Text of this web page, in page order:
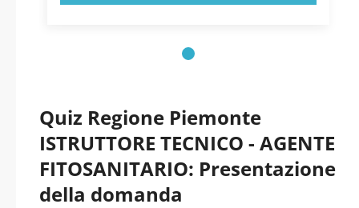
Quiz Regione Piemonte
ISTRUTTORE TECNICO - AGENTE
FITOSANITARIO: Presentazione
della domanda